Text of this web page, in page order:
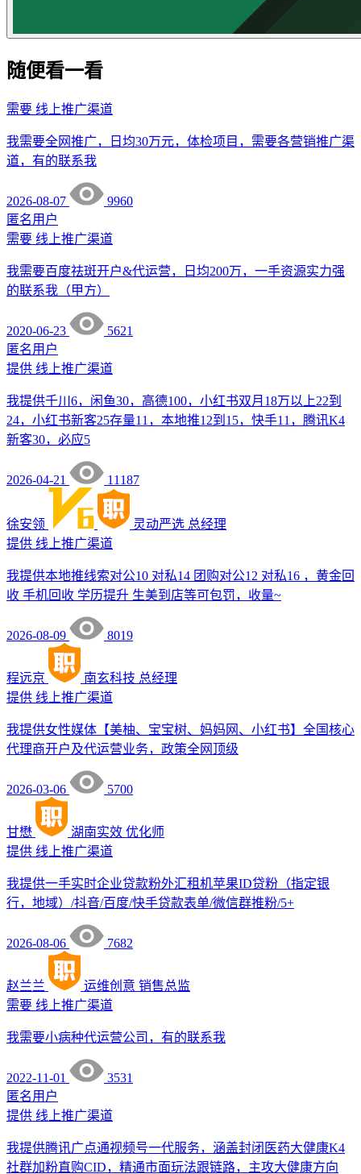
随便看一看
需要 线上推广渠道
我需要全网推广，日均30万元，体检项目，需要各营销推广渠
道，有的联系我
2026-08-07
9960
匿名用户
需要 线上推广渠道
我需要百度祛斑开户&代运营，日均200万，一手资源实力强
的联系我（甲方）
2020-06-23
5621
匿名用户
提供 线上推广渠道
我提供千川6，闲鱼30，高德100，小红书双月18万以上22到
24，小红书新客25存量11，本地推12到15，快手11，腾讯K4
新客30，必应5
2026-04-21 11187
徐安领 灵动严选 总经理
提供 线上推广渠道
我提供本地推线索对公10 对私14 团购对公12 对私16 ，黄金回
收 手机回收 学历提升 生美到店等可包罚，收量~
2026-08-09 8019
程远京 南玄科技 总经理
提供 线上推广渠道
我提供女性媒体【美柚、宝宝树、妈妈网、小红书】全国核心
代理商开户及代运营业务，政策全网顶级
2026-03-06 5700
甘懋 湖南实效 优化师
提供 线上推广渠道
我提供一手实时企业贷款粉外汇租机苹果ID贷粉（指定银
行，地域）/抖音/百度/快手贷款表单/微信群推粉/5+
2026-08-06 7682
赵兰兰 运维创意 销售总监
需要 线上推广渠道
我需要小病种代运营公司，有的联系我
2022-11-01
3531
匿名用户
提供 线上推广渠道
我提供腾讯广点通视频号一代服务，涵盖封闭医药大健康K4
社群加粉直购CID，精通市面玩法跟链路，主攻大健康方向